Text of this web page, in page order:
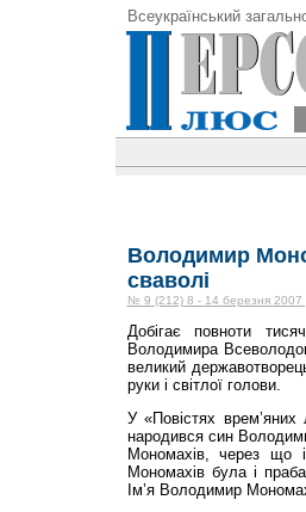
Всеукраїнський
Володимир
сваволі
№ 9 (212) 8 - 14 березня 2007
Добігає повноти
Володимира
великий
руки і світлої голови.
У «Повістях
народився син
Мономахів, через що
Мономахів була і
Ім’я Володимир